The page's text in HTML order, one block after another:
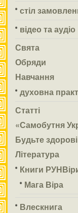
стіл
відео та аудіо
Свята
Обряди
Навчання
духовна
Статті
«Самобутня
Будьте здорові
Література
Книги
Мага Віра
Влескнига